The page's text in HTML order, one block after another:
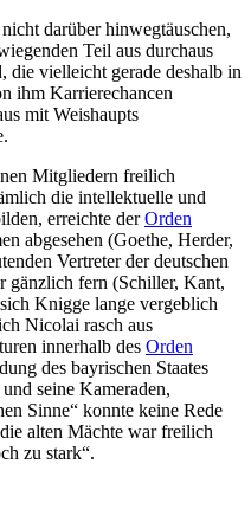
darüber hinwegtäuschen,
Teil aus durchaus
die vielleicht gerade deshalb in
ihm Karrierechancen
mit Weishaupts
Mitgliedern freilich
die intellektuelle und
erreichte derOrden
abgesehen (Goethe, Herder,
Vertreter der deutschen
gänzlich fern (Schiller, Kant,
Knigge lange vergeblich
Nicolai rasch aus
innerhalb des Orden
des bayrischen Staates
seine Kameraden,
Sinne“ konnte keine Rede
alten Mächte war freilich
zu stark“.